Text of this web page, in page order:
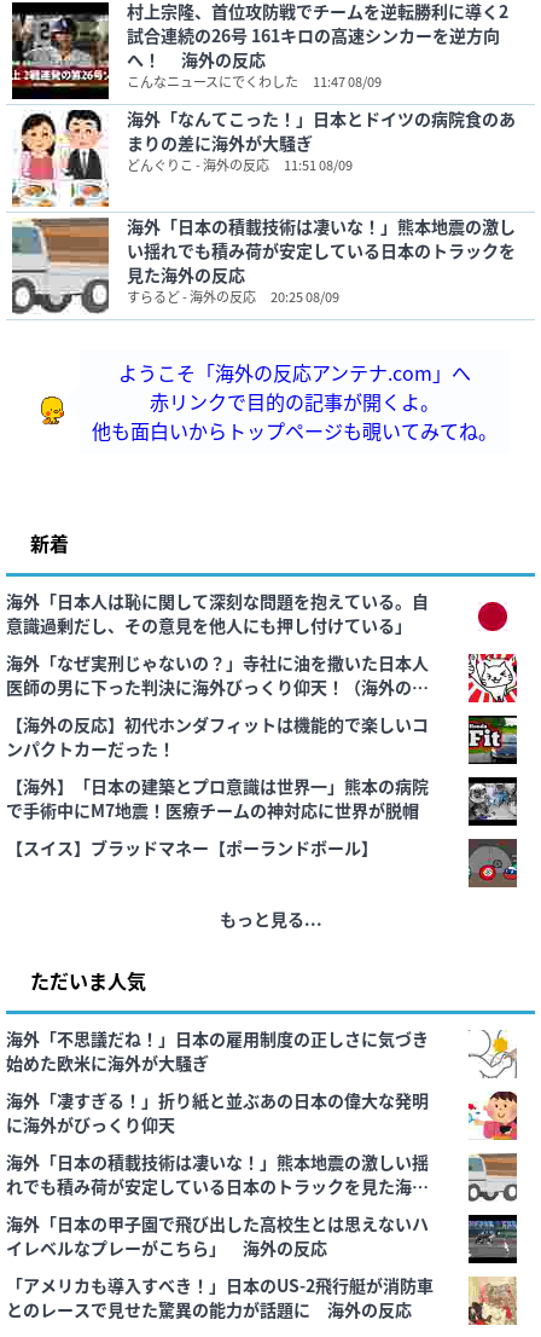
村上宗隆、首位攻防戦でチームを逆転勝利に導く2
試合連続の26号 161キロの高速シンカーを逆方向
へ！ 海外の反応
こんなニュースにでくわした 11:47 08/09
海外「なんてこった！」日本とドイツの病院食のあ
まりの差に海外が大騒ぎ
どんぐりこ - 海外の反応 11:51 08/09
海外「日本の積載技術は凄いな！」熊本地震の激し
い揺れでも積み荷が安定している日本のトラックを
見た海外の反応
すらるど - 海外の反応 20:25 08/09
ようこそ「海外の反応アンテナ.com」へ
赤リンクで目的の記事が開くよ。
他も面白いからトップページも覗いてみてね。
新着
海外「日本人は恥に関して深刻な問題を抱えている。自
意識過剰だし、その意見を他人にも押し付けている」
海外「なぜ実刑じゃないの？」寺社に油を撒いた日本人
医師の男に下った判決に海外びっくり仰天！（海外の反
応）
【海外の反応】初代ホンダフィットは機能的で楽しいコ
ンパクトカーだった！
【海外】「日本の建築とプロ意識は世界一」熊本の病院
で手術中にM7地震！医療チームの神対応に世界が脱帽
【スイス】ブラッドマネー【ポーランドボール】
もっと見る...
ただいま人気
海外「不思議だね！」日本の雇用制度の正しさに気づき
始めた欧米に海外が大騒ぎ
海外「凄すぎる！」折り紙と並ぶあの日本の偉大な発明
に海外がびっくり仰天
海外「日本の積載技術は凄いな！」熊本地震の激しい揺
れでも積み荷が安定している日本のトラックを見た海外
の反応
海外「日本の甲子園で飛び出した高校生とは思えないハ
イレベルなプレーがこちら」 海外の反応
「アメリカも導入すべき！」日本のUS-2飛行艇が消防車
とのレースで見せた驚異の能力が話題に 海外の反応